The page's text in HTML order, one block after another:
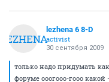
LEZHENA
lezhena 6 8-D
activist
30 сентября 2009
только надо придумать
форуме ооогооо-гооо